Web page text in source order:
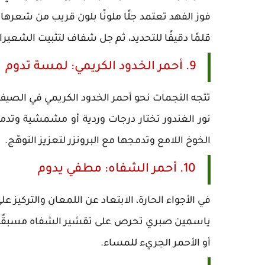
فوز الفهد تعتمد جلًا ملونًا بلون قريب من
قلمًا دقيقًا للتحديد، ثم جل شفاف لتثبيت
9. أحمر الخدود الكريمي: لمسة تدوم
تتجه النجمات نحو أحمر الخدود الكريمي في
نور الغندور تختار درجات وردية أو مشمشية
الخوخ اللامع وتدمجها مع البرونزر لتعزيز التوهّج.
10. أحمر الشفاه: مطفي يدوم
في الأجواء الحارة، الابتعاد عن اللمعان
ياسمين صبري تحرص على تقشير الشفاه مسبقًا
أو الأحمر الجريء للمساء.